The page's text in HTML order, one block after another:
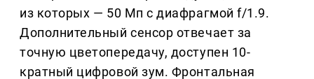
из которых — 50 Мп с диафрагмой f/1.9.
Дополнительный сенсор отвечает за
точную цветопередачу, доступен 10-
кратный цифровой зум. Фронтальная